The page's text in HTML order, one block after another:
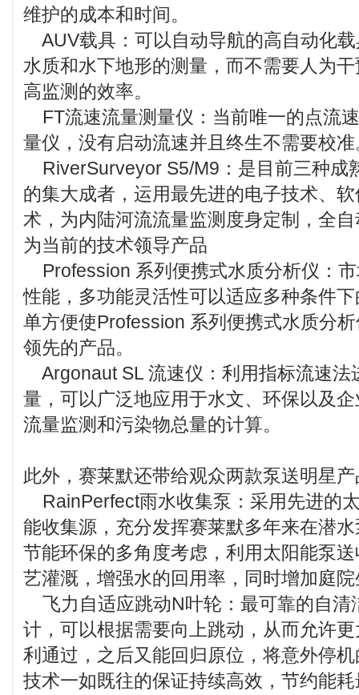
维护的成本和时间。
AUV载具：可以自动导航的高自动化
水质和水下地形的测量，而不需要人为
高监测的效率。
FT流速流量测量仪：当前唯一的点流
量仪，没有启动流速并且终生不需要校准
RiverSurveyor S5/M9：是目前三种成
的集大成者，运用最先进的电子技术、
术，为内陆河流流量监测度身定制，全
为当前的技术领导产品
Profession 系列便携式水质分析仪：
性能，多功能灵活性可以适应多种条件
单方便使Profession 系列便携式水质分
领先的产品。
Argonaut SL 流速仪：利用指标流速法
量，可以广泛地应用于水文、环保以及
流量监测和污染物总量的计算。
此外，赛莱默还带给观众两款泵送明星
RainPerfect雨水收集泵：采用先进的
能收集源，充分发挥赛莱默多年来在潜
节能环保的多角度考虑，利用太阳能泵
艺灌溉，增强水的回用率，同时增加庭
飞力自适应跳动N叶轮：最可靠的自清
计，可以根据需要向上跳动，从而允许
利通过，之后又能回归原位，将意外停
技术一如既往的保证持续高效，节约能